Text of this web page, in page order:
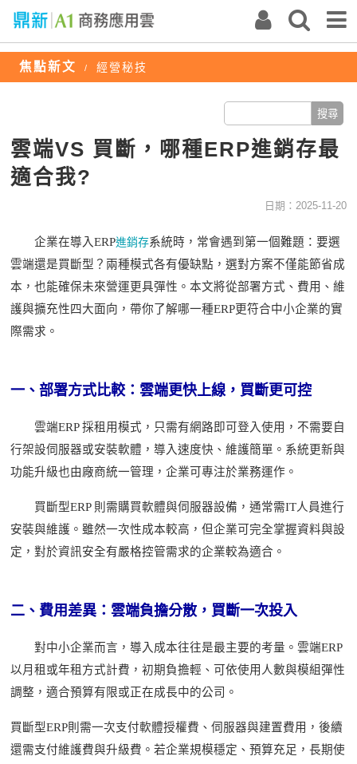
焦點新文 / 經營秘技
雲端VS 買斷，哪種ERP進銷存最
適合我?
日期：2025-11-20
企業在導入ERP進銷存系統時，常會遇到第一個難題：要選
雲端還是買斷型？兩種模式各有優缺點，選對方案不僅能節省成
本，也能確保未來營運更具彈性。本文將從部署方式、費用、維
護與擴充性四大面向，帶你了解哪一種ERP更符合中小企業的實
際需求。
一、部署方式比較：雲端更快上線，買斷更可控
雲端ERP 採租用模式，只需有網路即可登入使用，不需要自
行架設伺服器或安裝軟體，導入速度快、維護簡單。系統更新與
功能升級也由廠商統一管理，企業可專注於業務運作。
買斷型ERP 則需購買軟體與伺服器設備，通常需IT人員進行
安裝與維護。雖然一次性成本較高，但企業可完全掌握資料與設
定，對於資訊安全有嚴格控管需求的企業較為適合。
二、費用差異：雲端負擔分散，買斷一次投入
對中小企業而言，導入成本往往是最主要的考量。雲端ERP
以月租或年租方式計費，初期負擔輕、可依使用人數與模組彈性
調整，適合預算有限或正在成長中的公司。
買斷型ERP則需一次支付軟體授權費、伺服器與建置費用，後續
還需支付維護費與升級費。若企業規模穩定、預算充足，長期使